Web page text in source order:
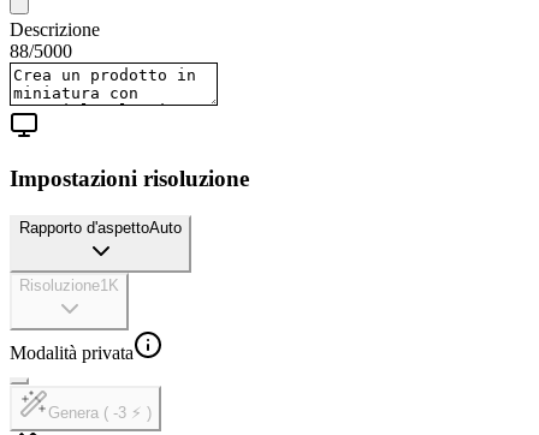
Descrizione
88/5000
Impostazioni risoluzione
Rapporto d'aspettoAuto
Risoluzione1K
Modalità privata
Genera ( -3 ⚡ )